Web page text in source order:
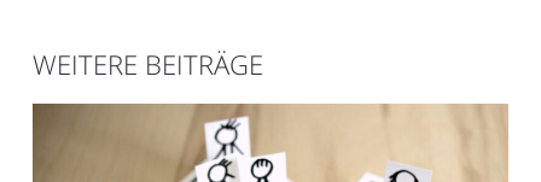
WEITERE BEITRÄGE